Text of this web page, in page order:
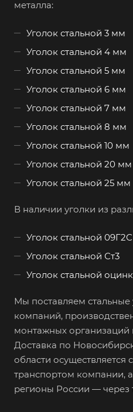
металла:
Уголок стальной 3 мм
Уголок стальной 4 мм
Уголок стальной 5 мм
Уголок стальной 6 мм
Уголок стальной 7 мм
Уголок стальной 8 мм
Уголок стальной 10 мм
Уголок стальной 20 мм
Уголок стальной 25 мм
В наличии уголки из
Уголок стальной 09Г2С
Уголок стальной Ст3
Уголок стальной
Мы поставляем стальные
компаний,
монтажных организаций
Доставка по
области осуществляется
транспортом компании,
регионы России —